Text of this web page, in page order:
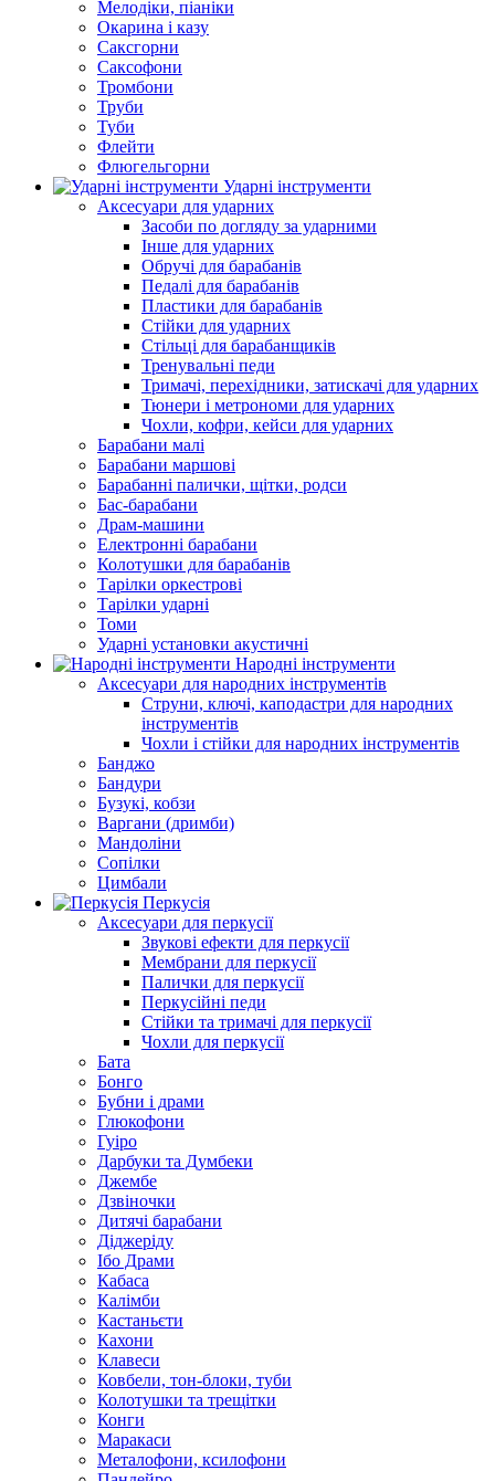
Мелодіки, піаніки
Окарина і казу
Саксгорни
Саксофони
Тромбони
Труби
Туби
Флейти
Флюгельгорни
Ударні інструменти
Аксесуари для ударних
Засоби по догляду за ударними
Інше для ударних
Обручі для барабанів
Педалі для барабанів
Пластики для барабанів
Стійки для ударних
Стільці для барабанщиків
Тренувальні педи
Тримачі, перехідники, затискачі для ударних
Тюнери і метрономи для ударних
Чохли, кофри, кейси для ударних
Барабани малі
Барабани маршові
Барабанні палички, щітки, родси
Бас-барабани
Драм-машини
Електронні барабани
Колотушки для барабанів
Тарілки оркестрові
Тарілки ударні
Томи
Ударні установки акустичні
Народні інструменти
Аксесуари для народних інструментів
Струни, ключі, каподастри для народних
інструментів
Чохли і стійки для народних інструментів
Банджо
Бандури
Бузукі, кобзи
Варгани (дримби)
Мандоліни
Сопілки
Цимбали
Перкусія
Аксесуари для перкусії
Звукові ефекти для перкусії
Мембрани для перкусії
Палички для перкусії
Перкусійні педи
Стійки та тримачі для перкусії
Чохли для перкусії
Бата
Бонго
Бубни і драми
Глюкофони
Гуіро
Дарбуки та Думбеки
Джембе
Дзвіночки
Дитячі барабани
Діджеріду
Ібо Драми
Кабаса
Калімби
Кастаньєти
Кахони
Клавеси
Ковбели, тон-блоки, туби
Колотушки та трещітки
Конги
Маракаси
Металофони, ксилофони